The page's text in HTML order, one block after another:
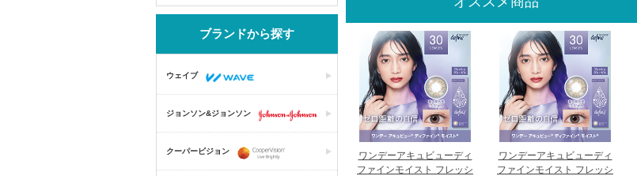
ブランドから探す
ウェイブ
ジョンソン&ジョンソン
クーパービジョン
ワンデーアキュビューディ
ファインモイスト フレッシ
ワンデーアキュビューディ
ファインモイスト フレッシ